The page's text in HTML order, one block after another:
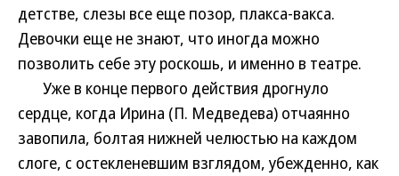
детстве, слезы все еще позор, плакса-вакса.
Девочки еще не знают, что иногда можно
позволить себе эту роскошь, и именно в театре.
Уже в конце первого действия дрогнуло
сердце, когда Ирина (П. Медведева) отчаянно
завопила, болтая нижней челюстью на каждом
слоге, с остекленевшим взглядом, убежденно, как